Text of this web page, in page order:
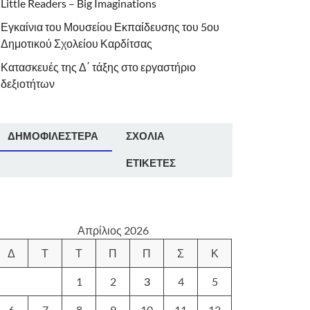
Little Readers – Big Imaginations
Εγκαίνια του Μουσείου Εκπαίδευσης του 5ου
Δημοτικού Σχολείου Καρδίτσας
Κατασκευές της Δ΄ τάξης στο εργαστήριο
δεξιοτήτων
ΔΗΜΟΦΙΛΈΣΤΕΡΑ ΣΧΌΛΙΑ
ΕΤΙΚΈΤΕΣ
Απρίλιος 2026
Δ
Τ Τ Π Π Σ Κ
1 2 3 4 5